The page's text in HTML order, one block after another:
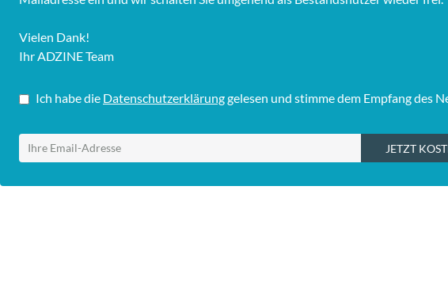
Vielen Dank!
Ihr ADZINE Team
Ich habe die Datenschutzerklärunggelesen und stimme dem Empfang des
JETZT